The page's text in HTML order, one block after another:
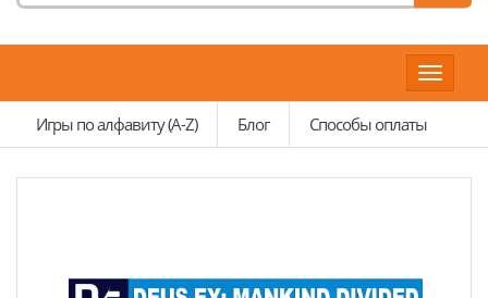
Toggle
Игры по алфавиту (A-Z)
Блог Способы оплаты